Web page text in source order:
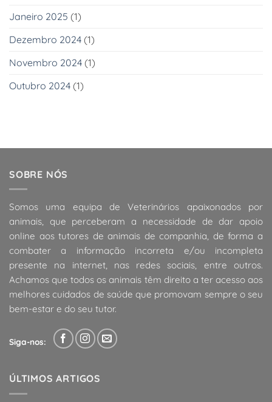
Janeiro 2025 (1)
Dezembro 2024 (1)
Novembro 2024 (1)
Outubro 2024 (1)
SOBRE NÓS
Somos uma equipa de Veterinários apaixonados por
animais, que perceberam a necessidade de dar apoio
online aos tutores de animais de companhia, de forma a
combater a informação incorreta e/ou incompleta
presente na internet, nas redes sociais, entre outros.
Achamos que todos os animais têm direito a ter acesso aos
melhores cuidados de saúde que promovam sempre o seu
bem-estar e do seu tutor.
Siga-nos:
ÚLTIMOS ARTIGOS